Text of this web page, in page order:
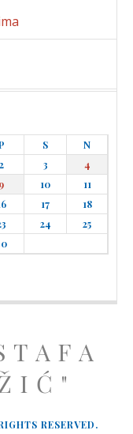
S
N
2 3
4
9 10
11
17
18
24
25
RESERVED.